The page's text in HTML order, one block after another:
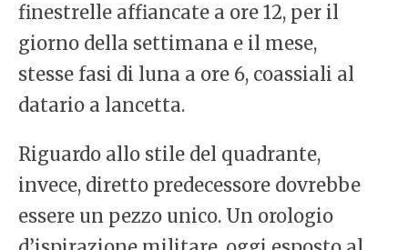
finestrelle affiancate a ore 12, per il
giorno della settimana e il mese,
stesse fasi di luna a ore 6, coassiali al
datario a lancetta.
Riguardo allo stile del quadrante,
invece, diretto predecessore dovrebbe
essere un pezzo unico. Un orologio